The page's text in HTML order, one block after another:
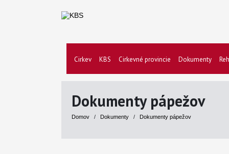
Cirkev KBS Cirkevné provincie Dokumenty
Dokumenty pápežov
Domov / Dokumenty / Dokumenty pápežov